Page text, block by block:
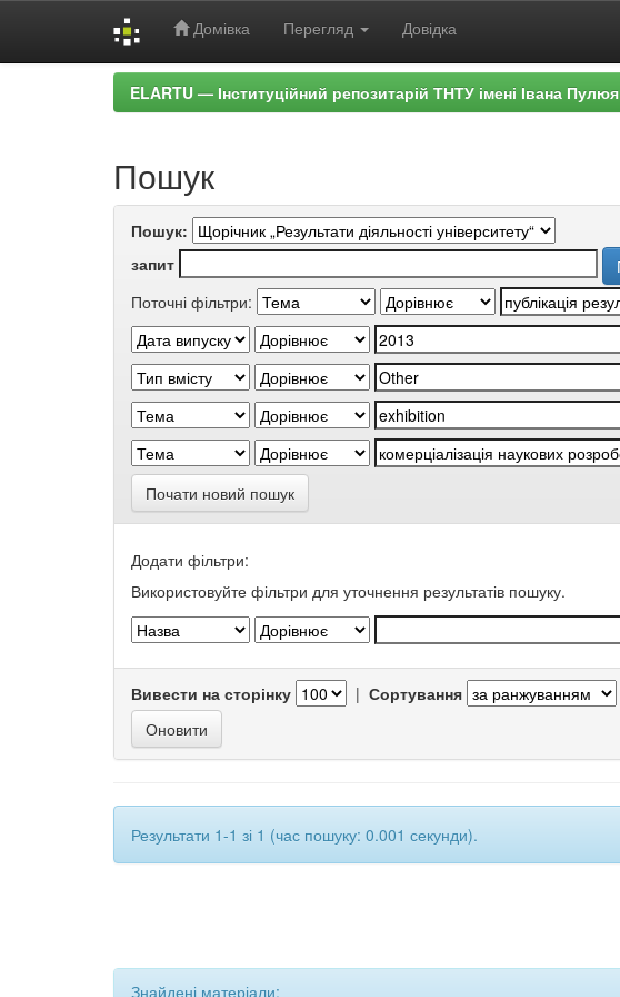
Домівка Перегляд Довідка
ELARTU — Інституційний репозитарій ТНТУ імені Івана Пулюя
Пошук
Пошук:
запит
Поточні фільтри:
Почати новий пошук
Додати фільтри:
Використовуйте фільтри для уточнення результатів пошуку.
Вивести на сторінку | Сортування
Результати 1-1 зі 1 (час пошуку: 0.001 секунди).
Знайдені матеріали: